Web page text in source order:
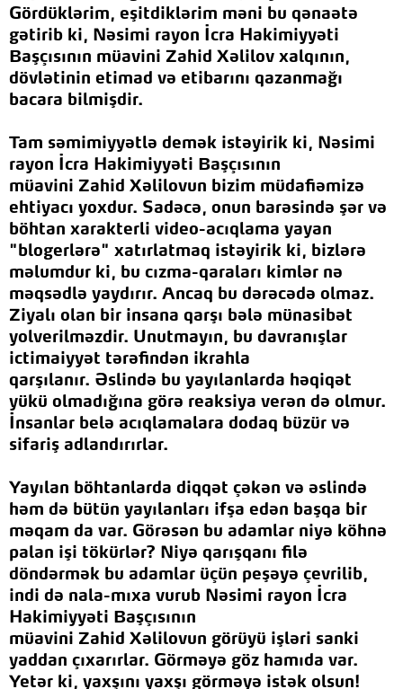
Gördüklərim, eşitdiklərim məni bu qənaətə
gətirib ki, Nəsimi rayon İcra Hakimiyyəti
Başçısının müavini Zahid Xəlilov xalqının,
dövlətinin etimad və etibarını qazanmağı
bacara bilmişdir.
Tam səmimiyyətlə demək istəyirik ki, Nəsimi
rayon İcra Hakimiyyəti Başçısının
müavini Zahid Xəlilovun bizim müdafiəmizə
ehtiyacı yoxdur. Sadəcə, onun barəsində şər və
böhtan xarakterli video-acıqlama yayan
"blogerlərə" xatırlatmaq istəyirik ki, bizlərə
məlumdur ki, bu cızma-qaraları kimlər nə
məqsədlə yaydırır. Ancaq bu dərəcədə olmaz.
Ziyalı olan bir insana qarşı bələ münasibət
yolverilməzdir. Unutmayın, bu davranışlar
ictimaiyyət tərəfindən ikrahla
qarşılanır. Əslində bu yayılanlarda həqiqət
yükü olmadığına görə reaksiya verən də olmur.
İnsanlar belə acıqlamalara dodaq büzür və
sifariş adlandırırlar.
Yayılan böhtanlarda diqqət çəkən və əslində
həm də bütün yayılanları ifşa edən başqa bir
məqam da var. Görəsən bu adamlar niyə köhnə
palan işi tökürlər? Niyə qarışqanı filə
döndərmək bu adamlar üçün peşəyə çevrilib,
indi də nala-mıxa vurub Nəsimi rayon İcra
Hakimiyyəti Başçısının
müavini Zahid Xəlilovun görüyü işləri sanki
yaddan çıxarırlar. Görməyə göz hamıda var.
Yetər ki, yaxşını yaxşı görməyə istək olsun!